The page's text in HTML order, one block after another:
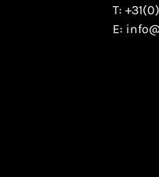
T:
E: